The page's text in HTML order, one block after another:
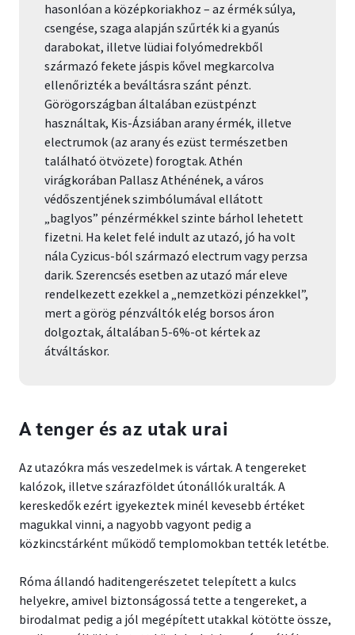
hasonlóan a középkoriakhoz – az érmék súlya,
csengése, szaga alapján szűrték ki a gyanús
darabokat, illetve lüdiai folyómedrekből
származó fekete jáspis kővel megkarcolva
ellenőrizték a beváltásra szánt pénzt.
Görögországban általában ezüstpénzt
használtak, Kis-Ázsiában arany érmék, illetve
electrumok (az arany és ezüst természetben
található ötvözete) forogtak. Athén
virágkorában Pallasz Athénének, a város
védőszentjének szimbólumával ellátott
„baglyos” pénzérmékkel szinte bárhol lehetett
fizetni. Ha kelet felé indult az utazó, jó ha volt
nála Cyzicus-ból származó electrum vagy perzsa
darik. Szerencsés esetben az utazó már eleve
rendelkezett ezekkel a „nemzetközi pénzekkel”,
mert a görög pénzváltók elég borsos áron
dolgoztak, általában 5-6%-ot kértek az
átváltáskor.
A tenger és az utak urai
Az utazókra más veszedelmek is vártak. A tengereket
kalózok, illetve szárazföldet útonállók uralták. A
kereskedők ezért igyekeztek minél kevesebb értéket
magukkal vinni, a nagyobb vagyont pedig a
közkincstárként működő templomokban tették letétbe.
Róma állandó haditengerészetet telepített a kulcs
helyekre, amivel biztonságossá tette a tengereket, a
birodalmat pedig a jól megépített utakkal kötötte össze,